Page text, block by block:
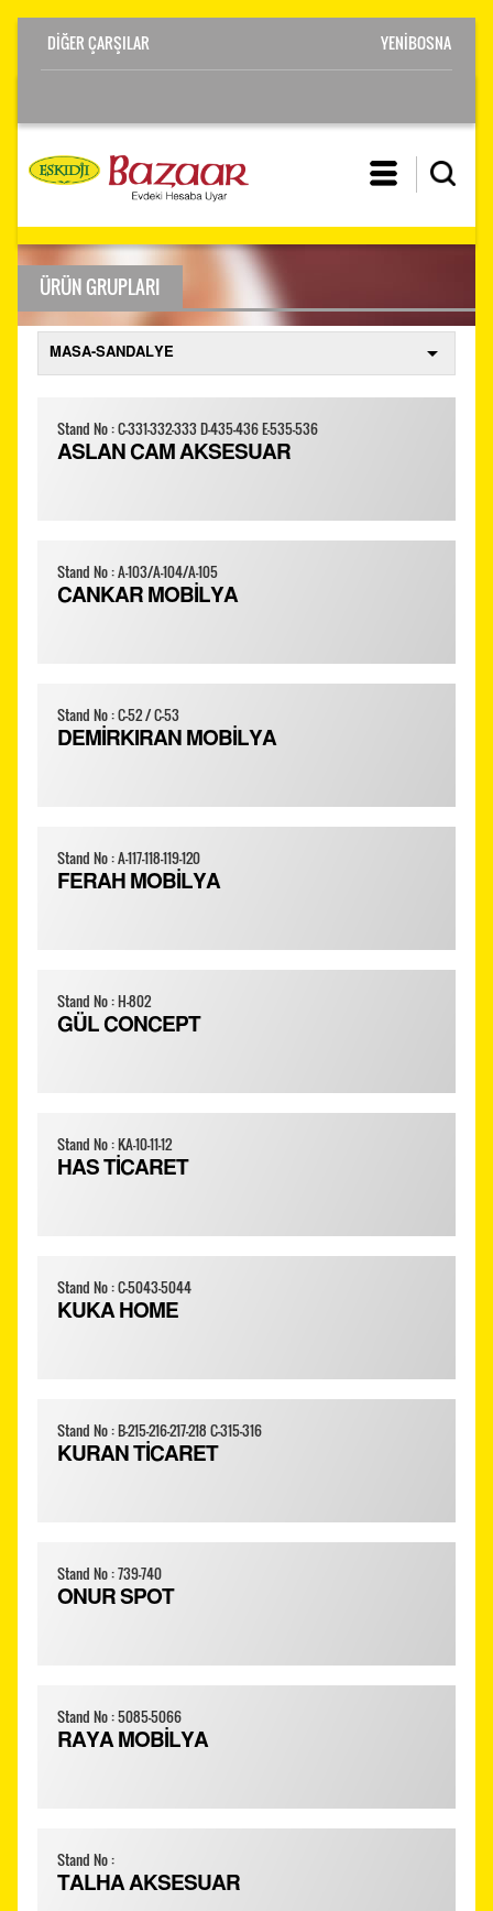
YENİBOSNA
ÜRÜN GRUPLARI
Stand No : C-331-332-333 D-435-436 E-535-536
ASLAN CAM AKSESUAR
Stand No : A-103/A-104/A-105
CANKAR MOBİLYA
Stand No : C-52 / C-53
DEMİRKIRAN MOBİLYA
Stand No : A-117-118-119-120
FERAH MOBİLYA
Stand No : H-802
GÜL CONCEPT
Stand No : KA-10-11-12
HAS TİCARET
Stand No : C-5043-5044
KUKA HOME
Stand No : B-215-216-217-218 C-315-316
KURAN TİCARET
Stand No : 739-740
ONUR SPOT
Stand No : 5085-5066
RAYA MOBİLYA
Stand No :
TALHA AKSESUAR